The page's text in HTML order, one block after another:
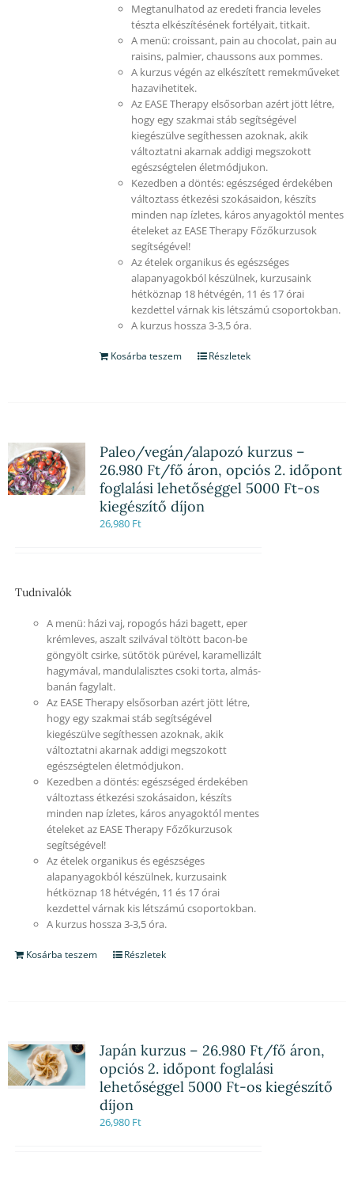
Megtanulhatod az eredeti francia leveles
tészta elkészítésének fortélyait, titkait.
A menü: croissant, pain au chocolat, pain au
raisins, palmier, chaussons aux pommes.
A kurzus végén az elkészített remekműveket
hazavihetitek.
Az EASE Therapy elsősorban azért jött létre,
hogy egy szakmai stáb segítségével
kiegészülve segíthessen azoknak, akik
változtatni akarnak addigi megszokott
egészségtelen életmódjukon.
Kezedben a döntés: egészséged érdekében
változtass étkezési szokásaidon, készíts
minden nap ízletes, káros anyagoktól mentes
ételeket az EASE Therapy Főzőkurzusok
segítségével!
Az ételek organikus és egészséges
alapanyagokból készülnek, kurzusaink
hétköznap 18 hétvégén, 11 és 17 órai
kezdettel várnak kis létszámú csoportokban.
A kurzus hossza 3-3,5 óra.
Kosárba teszem Részletek
Paleo/vegán/alapozó kurzus –
26.980 Ft/fő áron, opciós 2. időpont
foglalási lehetőséggel 5000 Ft-os
kiegészítő díjon
26,980 Ft
Tudnivalók
A menü: házi vaj, ropogós házi bagett, eper
krémleves, aszalt szilvával töltött bacon-be
göngyölt csirke, sütőtök pürével, karamellizált
hagymával, mandulalisztes csoki torta, almás-
banán fagylalt.
Az EASE Therapy elsősorban azért jött létre,
hogy egy szakmai stáb segítségével
kiegészülve segíthessen azoknak, akik
változtatni akarnak addigi megszokott
egészségtelen életmódjukon.
Kezedben a döntés: egészséged érdekében
változtass étkezési szokásaidon, készíts
minden nap ízletes, káros anyagoktól mentes
ételeket az EASE Therapy Főzőkurzusok
segítségével!
Az ételek organikus és egészséges
alapanyagokból készülnek, kurzusaink
hétköznap 18 hétvégén, 11 és 17 órai
kezdettel várnak kis létszámú csoportokban.
A kurzus hossza 3-3,5 óra.
Kosárba teszem Részletek
Japán kurzus – 26.980 Ft/fő áron,
opciós 2. időpont foglalási
lehetőséggel 5000 Ft-os kiegészítő
díjon
26,980 Ft